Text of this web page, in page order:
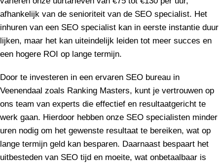
afhankelijk van de senioriteit van de SEO specialist. Het
inhuren van een SEO specialist kan in eerste instantie duur
lijken, maar het kan uiteindelijk leiden tot meer succes en
een hogere ROI op lange termijn.
Door te investeren in een ervaren SEO bureau in
Veenendaal zoals Ranking Masters, kunt je vertrouwen op
ons team van experts die effectief en resultaatgericht te
werk gaan. Hierdoor hebben onze SEO specialisten minder
uren nodig om het gewenste resultaat te bereiken, wat op
lange termijn geld kan besparen. Daarnaast bespaart het
uitbesteden van SEO tijd en moeite, wat onbetaalbaar is